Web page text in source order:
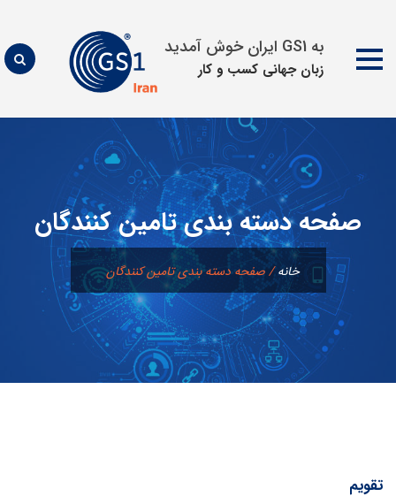
به GS1 ایران خوش آمدید
زبان جهانی كسب و كار
محتوا
صفحه دسته بندی تامین کنندگان
خانه/صفحه دسته بندی تامین کنندگان
تقویم